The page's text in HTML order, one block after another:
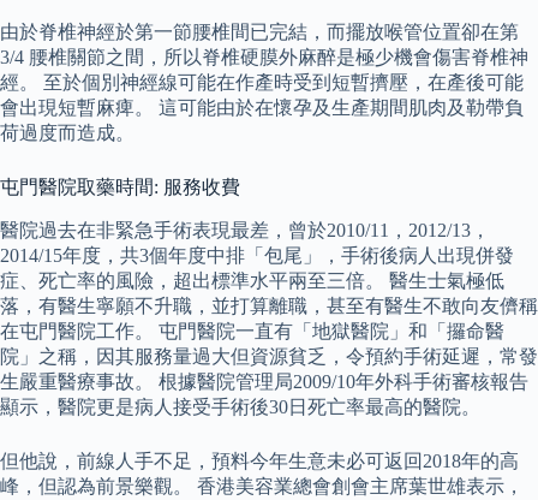
由於脊椎神經於第一節腰椎間已完結，而擺放喉管位置卻在第
3/4 腰椎關節之間，所以脊椎硬膜外麻醉是極少機會傷害脊椎神
經。 至於個別神經線可能在作產時受到短暫擠壓，在產後可能
會出現短暫麻痺。 這可能由於在懷孕及生產期間肌肉及勒帶負
荷過度而造成。
屯門醫院取藥時間: 服務收費
醫院過去在非緊急手術表現最差，曾於2010/11，2012/13，
2014/15年度，共3個年度中排「包尾」，手術後病人出現併發
症、死亡率的風險，超出標準水平兩至三倍。 醫生士氣極低
落，有醫生寧願不升職，並打算離職，甚至有醫生不敢向友儕稱
在屯門醫院工作。 屯門醫院一直有「地獄醫院」和「攞命醫
院」之稱，因其服務量過大但資源貧乏，令預約手術延遲，常發
生嚴重醫療事故。 根據醫院管理局2009/10年外科手術審核報告
顯示，醫院更是病人接受手術後30日死亡率最高的醫院。
但他說，前線人手不足，預料今年生意未必可返回2018年的高
峰，但認為前景樂觀。 香港美容業總會創會主席葉世雄表示，